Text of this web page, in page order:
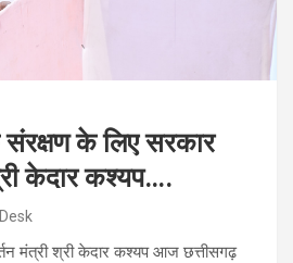
संरक्षण के लिए सरकार
केदार कश्यप….
मंत्री श्री केदार कश्यप आज छत्तीसगढ़